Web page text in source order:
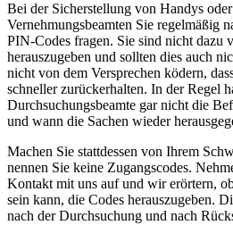
Bei der Sicherstellung von Handys
Vernehmungsbeamten Sie regelmäßig
PIN-Codes fragen. Sie sind nicht dazu
herauszugeben und sollten dies auch
nicht von dem Versprechen ködern,
schneller zurückerhalten. In der Regel
Durchsuchungsbeamte gar nicht die
und wann die Sachen wieder
Machen Sie stattdessen von Ihrem
nennen Sie keine Zugangscodes.
Kontakt mit uns auf und wir erörtern,
sein kann, die Codes herauszugeben.
nach der Durchsuchung und nach